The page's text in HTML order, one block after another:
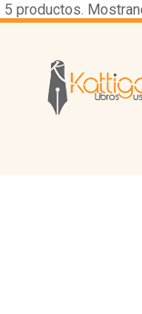
5 productos.
Librería